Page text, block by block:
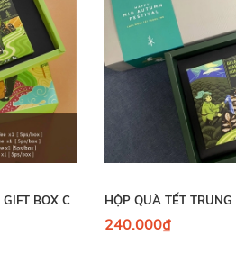
BOX C HỘP QUÀ TẾT
240.000₫